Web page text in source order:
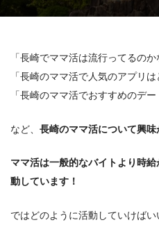
「長崎でママ活は流行ってるのか
「長崎のママ活で人気のアプリは
「長崎のママ活でおすすめのデ
など、 長崎のママ活について興味
ママ活は一般的なバイトより時
動しています！
ではどのように活動していけばい